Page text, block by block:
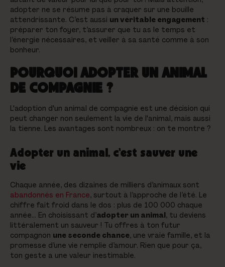
adopter ne se résume pas à craquer sur une bouille
attendrissante. C’est aussi un véritable engagement :
préparer ton foyer, t’assurer que tu as le temps et
l’énergie nécessaires, et veiller à sa santé comme à son
bonheur.
POURQUOI ADOPTER UN ANIMAL
DE COMPAGNIE ?
L'adoption d'un animal de compagnie est une décision qui
peut changer non seulement la vie de l'animal, mais aussi
la tienne. Les avantages sont nombreux : on te montre ?
Adopter un animal, c'est sauver une
vie
Chaque année, des dizaines de milliers d’animaux sont
abandonnés en France, surtout à l’approche de l’été. Le
chiffre fait froid dans le dos : plus de 100 000 chaque
année… En choisissant d’adopter un animal, tu deviens
littéralement un sauveur ! Tu offres à ton futur
compagnon une seconde chance, une vraie famille, et la
promesse d’une vie remplie d’amour. Rien que pour ça,
ton geste a une valeur inestimable.